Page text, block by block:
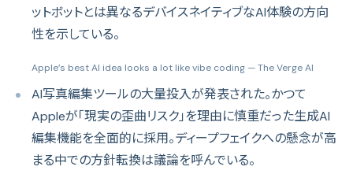
ットボットとは異なるデバイスネイティブなAI体験の方向
性を示している。
Apple’s best AI idea looks a lot like vibe coding — The Verge AI
AI写真編集ツールの大量投入が発表された。かつて
Appleが「現実の歪曲リスク」を理由に慎重だった生成AI
編集機能を全面的に採用。ディープフェイクへの懸念が高
まる中での方針転換は議論を呼んでいる。